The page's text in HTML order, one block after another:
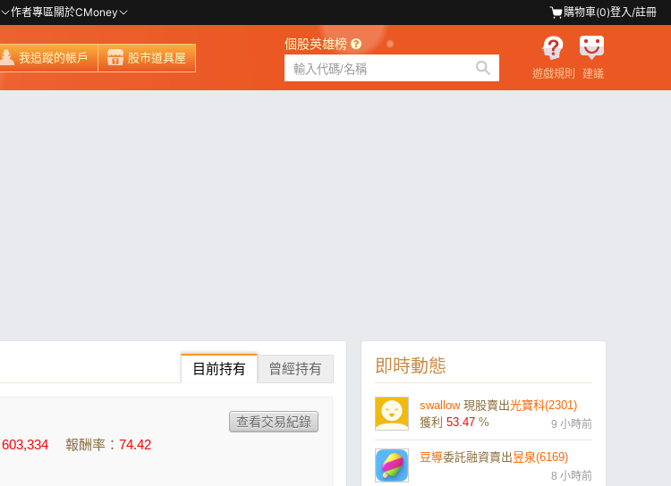
作者專區關於CMoney 購物車(0)登入/註冊
我追蹤的帳戶 股市道具屋
個股英雄榜
遊戲規則 建議
目前持有 曾經持有
603,334 報酬率： 74.42
即時動態
swallow 現股賣出光寶科(2301)
獲利 53.47 % 9 小時前
豆導委託融資賣出昱泉(6169)
8 小時前